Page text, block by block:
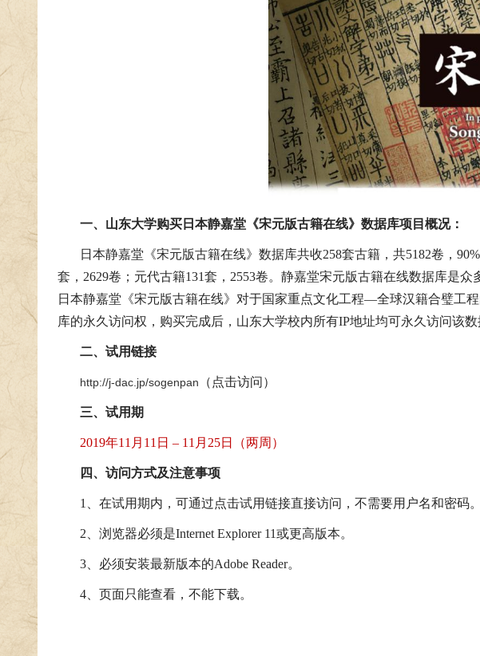
一、山东大学购买日本静嘉堂《宋元版古籍在线》数据库项目概况：
日本静嘉堂《宋元版古籍在线》数据库共收258套古籍，共5182卷， 90%
套， 2629卷；元代古籍131套，2553卷。静嘉堂宋元版古籍在线数据库是
日本静嘉堂《宋元版古籍在线》对于国家重点文化工程—全球汉籍合璧工
库的永久访问权，购买完成后，山东大学校内所有IP地址均可永久访问该数
二、试用链接
http://j-dac.jp/sogenpan （点击访问）
三、试用期
2019年11月11日 – 11月25日 （两周）
四、访问方式及注意事项
1、在试用期内，可通过点击试用链接直接访问，不需要用户名和密码。
2、浏览器必须是Internet Explorer 11或更高版本。
3、必须安装最新版本的Adobe Reader。
4、页面只能查看，不能下载。